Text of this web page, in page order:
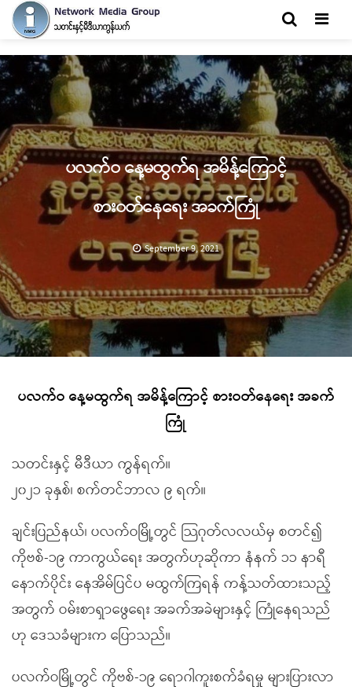
ပလက်ဝ နေ့မထွက်ရ အမိန့်ကြောင့်
စားဝတ်နေရေး အခက်ကြုံ
September 9, 2021
ပလက်ဝ နေ့မထွက်ရ အမိန့်ကြောင့် စားဝတ်နေရေး အခက်
ကြုံ
သတင်းနှင့် မီဒီယာ ကွန်ရက်။
၂၀၂၁ ခုနှစ်၊ စက်တင်ဘာလ ၉ ရက်။
ချင်းပြည်နယ်၊ ပလက်ဝမြို့တွင် သြဂုတ်လလယ်မှ စတင်၍
ကိုဗစ်-၁၉ ကာကွယ်ရေး အတွက်ဟုဆိုကာ နံနက် ၁၁ နာရီ
နောက်ပိုင်း နေအိမ်ပြင်ပ မထွက်ကြရန် ကန့်သတ်ထားသည့်
အတွက် ဝမ်းစာရှာဖွေရေး အခက်အခဲများနှင့် ကြုံနေရသည်
ဟု ဒေသခံများက ပြောသည်။
ပလက်ဝမြို့တွင် ကိုဗစ်-၁၉ ရောဂါကူးစက်ခံရမှု များပြားလာ